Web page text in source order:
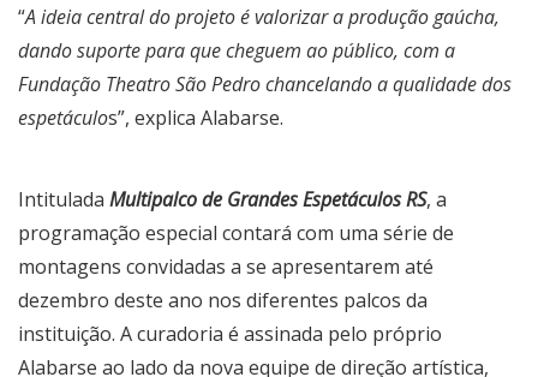
“A ideia central do projeto é valorizar a produção gaúcha,
dando suporte para que cheguem ao público, com a
Fundação Theatro São Pedro chancelando a qualidade dos
espetáculos”, explica Alabarse.
Intitulada Multipalco de Grandes Espetáculos RS, a
programação especial contará com uma série de
montagens convidadas a se apresentarem até
dezembro deste ano nos diferentes palcos da
instituição. A curadoria é assinada pelo próprio
Alabarse ao lado da nova equipe de direção artística,